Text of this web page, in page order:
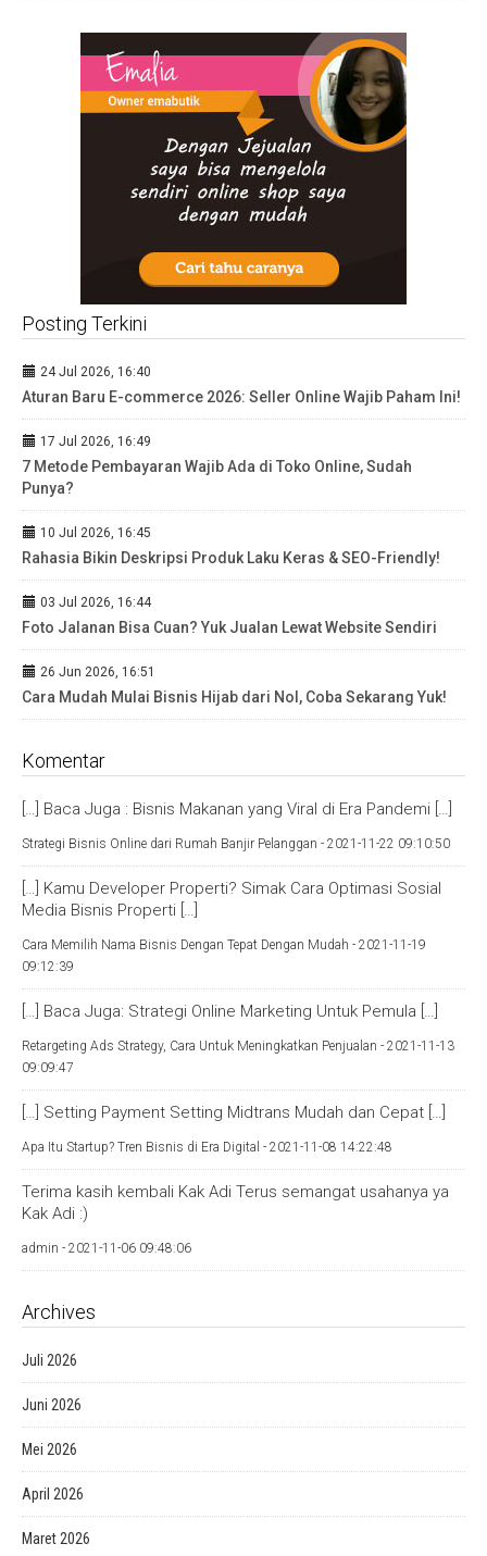
Posting Terkini
24 Jul 2026, 16:40
Aturan Baru E-commerce 2026: Seller Online Wajib Paham Ini!
17 Jul 2026, 16:49
7 Metode Pembayaran Wajib Ada di Toko Online, Sudah
Punya?
10 Jul 2026, 16:45
Rahasia Bikin Deskripsi Produk Laku Keras & SEO-Friendly!
03 Jul 2026, 16:44
Foto Jalanan Bisa Cuan? Yuk Jualan Lewat Website Sendiri
26 Jun 2026, 16:51
Cara Mudah Mulai Bisnis Hijab dari Nol, Coba Sekarang Yuk!
Komentar
[…] Baca Juga : Bisnis Makanan yang Viral di Era Pandemi […]
Strategi Bisnis Online dari Rumah Banjir Pelanggan - 2021-11-22 09:10:50
[…] Kamu Developer Properti? Simak Cara Optimasi Sosial
Media Bisnis Properti […]
Cara Memilih Nama Bisnis Dengan Tepat Dengan Mudah - 2021-11-19
09:12:39
[…] Baca Juga: Strategi Online Marketing Untuk Pemula […]
Retargeting Ads Strategy, Cara Untuk Meningkatkan Penjualan - 2021-11-13
09:09:47
[…] Setting Payment Setting Midtrans Mudah dan Cepat […]
Apa Itu Startup? Tren Bisnis di Era Digital - 2021-11-08 14:22:48
Terima kasih kembali Kak Adi Terus semangat usahanya ya
Kak Adi :)
admin - 2021-11-06 09:48:06
Archives
Juli 2026
Juni 2026
Mei 2026
April 2026
Maret 2026